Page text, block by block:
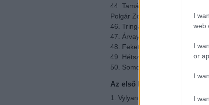
I
web
I
or
I
I
44. Tamás Pince: 14
Polgár Zoltán: 14
46. Tringa Pince: 13
47. Árvay János: 12
48. Fekete Borpince
49. Hétszőlő (Kovács Tibor): 4
50. Somodi Sándor: 3
Az első kör pontszerzői
1. Vylyan (Ipacs Szabó István):